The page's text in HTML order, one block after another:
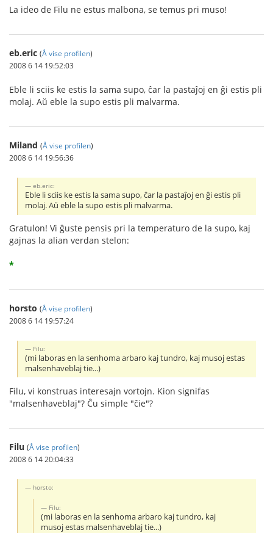
La ideo de Filu ne estus malbona, se temus pri muso!
eb.eric (Å vise profilen)
2008 6 14 19:52:03
Eble li sciis ke estis la sama supo, ĉar la pastaĵoj en ĝi estis pli
molaj. Aŭ eble la supo estis pli malvarma.
Miland (Å vise profilen)
2008 6 14 19:56:36
eb.eric:
Eble li sciis ke estis la sama supo, ĉar la pastaĵoj en ĝi estis pli
molaj. Aŭ eble la supo estis pli malvarma.
Gratulon! Vi ĝuste pensis pri la temperaturo de la supo, kaj
gajnas la alian verdan stelon:
*
horsto (Å vise profilen)
2008 6 14 19:57:24
Filu:
(mi laboras en la senhoma arbaro kaj tundro, kaj musoj estas
malsenhaveblaj tie...)
Filu, vi konstruas interesajn vortojn. Kion signifas
"malsenhaveblaj"? Ĉu simple "ĉie"?
Filu (Å vise profilen)
2008 6 14 20:04:33
horsto:
Filu:
(mi laboras en la senhoma arbaro kaj tundro, kaj
musoj estas malsenhaveblaj tie...)